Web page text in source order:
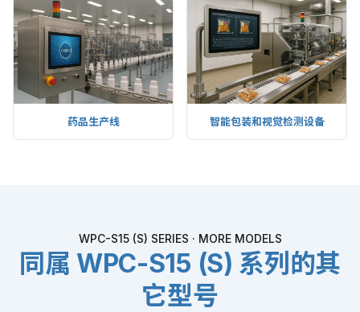
药品生产线 智能包装和视觉检测设备
WPC-S15 (S) SERIES · MORE MODELS
同属 WPC-S15 (S) 系列的其
它型号